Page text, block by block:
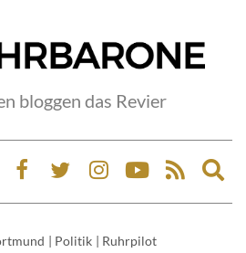
bloggen das Revier
| Politik | Ruhrpilot